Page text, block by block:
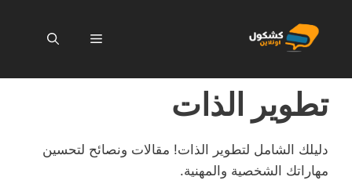
المحتوى
القائمة
تطوير الذات
دليلك الشامل لتطوير الذات! مقالات ونصائح لتحسين
مهاراتك الشخصية والمهنية.